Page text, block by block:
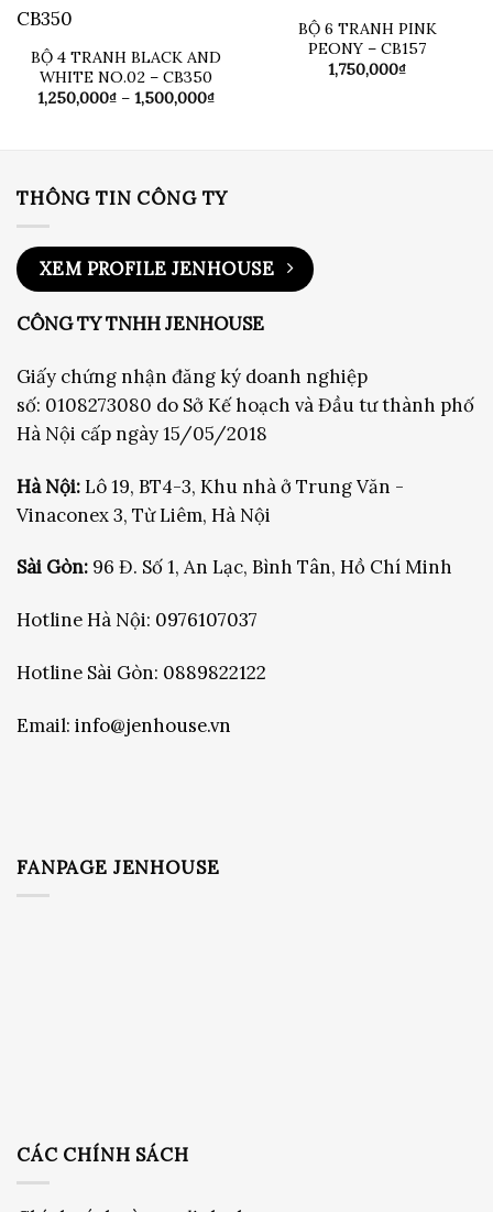
BỘ 4 TRANH BLACK AND
WHITE NO.02 – CB350
1,250,000₫ – 1,500,000₫Khoảng
BỘ 6 TRANH PINK
PEONY – CB157
1,750,000₫
THÔNG TIN CÔNG TY
XEM PROFILE JENHOUSE
CÔNG TY TNHH JENHOUSE
Giấy chứng nhận đăng ký doanh nghiệp
số: 0108273080 do Sở Kế hoạch và Đầu tư thành phố
Hà Nội cấp ngày 15/05/2018
Hà Nội:Lô 19, BT4-3, Khu nhà ở Trung Văn -
Vinaconex 3, Từ Liêm, Hà Nội
Sài Gòn: 96 Đ. Số 1, An Lạc, Bình Tân, Hồ Chí Minh
Hotline Hà Nội: 0976107037
Hotline Sài Gòn: 0889822122
Email: info@jenhouse.vn
FANPAGE JENHOUSE
CÁC CHÍNH SÁCH